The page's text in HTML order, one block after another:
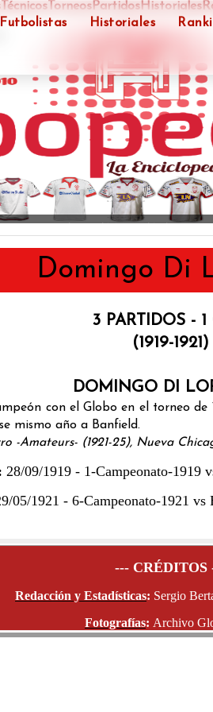
Futbolistas Historiales
Técnicos TorneosPartidosHistoriales
COPA SUDAMERICANA 2015 -
Domingo Di
3 PARTIDOS -
(1919-1921)
DOMINGO DI
con el Globo en el torneo
mismo año a Banfield.
-Amateurs- (1921-25), Nueva
28/09/1919 - 1-Campeonato-1919
05/1921 - 6-Campeonato-1921
--- CRÉDITOS
Redacción y Estadísticas: Sergio
Fotografías: Archivo